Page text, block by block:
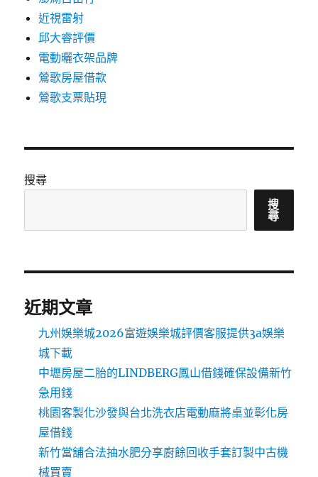
近視雷射
邱大睿評價
電動曬衣架品牌
鶯歌房屋借款
鶯歌支票貼現
搜尋
搜
尋
近期文章
九州娛樂城2026富遊娛樂城評價客服提供3a娛樂
城下載
中壢房屋二胎的LINDBERG鳳山借錢確保設備新竹
急用錢
桃園客製化沙發與台北洗衣店電動麻將桌並彰化房
屋借錢
新竹當舖合法抽水肥分享廚餘回收手套訂製中古機
械買賣